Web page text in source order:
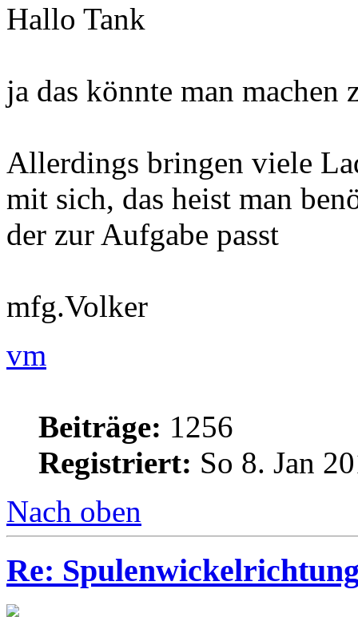
Hallo Tank
ja das könnte man machen
Allerdings bringen viele
mit sich, das heist man
der zur Aufgabe passt
mfg.Volker
vm
Beiträge: 1256
Registriert: So 8. Jan
Nach oben
Re: